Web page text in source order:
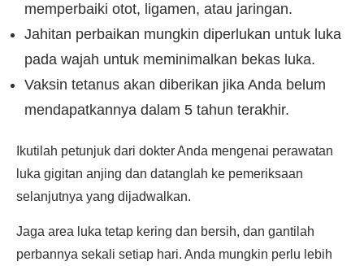
memperbaiki otot, ligamen, atau jaringan.
Jahitan perbaikan mungkin diperlukan untuk luka
pada wajah untuk meminimalkan bekas luka.
Vaksin tetanus akan diberikan jika Anda belum
mendapatkannya dalam 5 tahun terakhir.
Ikutilah petunjuk dari dokter Anda mengenai perawatan
luka gigitan anjing dan datanglah ke pemeriksaan
selanjutnya yang dijadwalkan.
Jaga area luka tetap kering dan bersih, dan gantilah
perbannya sekali setiap hari. Anda mungkin perlu lebih